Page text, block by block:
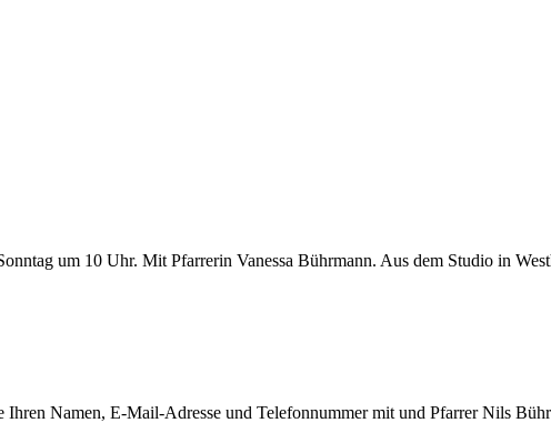
um 10 Uhr. Mit Pfarrerin Vanessa Bührmann. Aus dem Studio in
Ihren Namen, E-Mail-Adresse und Telefonnummer mit und Pfarrer Nils